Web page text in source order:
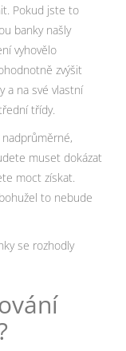
Pokud jste to
banky našly
vyhovělo
zvýšit
a na své vlastní
třídy.
muset dokázat
moct získat.
to nebude
se rozhodly